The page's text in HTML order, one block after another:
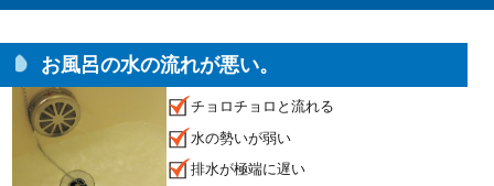
お風呂の水の流れが悪い。
チョロチョロと流れる
水の勢いが弱い
排水が極端に遅い